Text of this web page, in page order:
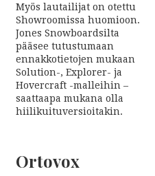
Myös lautailijat on otettu
Showroomissa huomioon.
Jones Snowboardsilta
pääsee tutustumaan
ennakkotietojen mukaan
Solution-, Explorer- ja
Hovercraft -malleihin –
saattaapa mukana olla
hiilikuituversioitakin.
Ortovox